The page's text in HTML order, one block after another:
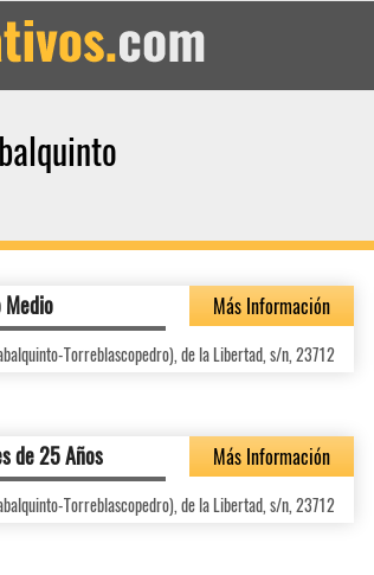
Medio Más Información
Torreblascopedro), de la Libertad, s/n, 23712
de 25 Años Más Información
Torreblascopedro), de la Libertad, s/n, 23712